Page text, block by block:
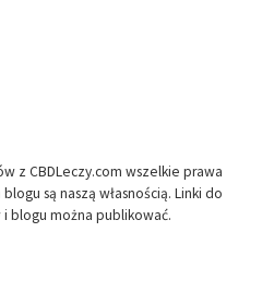
z CBDLeczy.com wszelkie prawa
są naszą własnością. Linki do
i blogu można publikować.